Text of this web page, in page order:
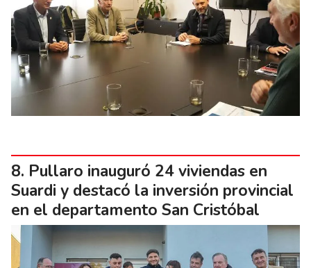
Pullaro inauguró 24 viviendas en
Suardi y destacó la inversión provincial
en el departamento San Cristóbal